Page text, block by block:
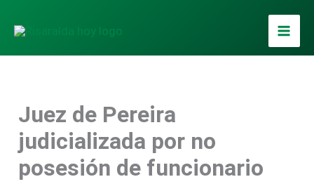
Juez de Pereira
judicializada por no
posesión de funcionario